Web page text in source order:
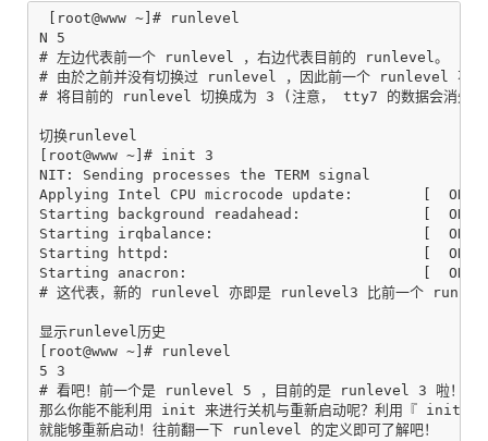
[root@www ~]# runlevel
N 5
# 左边代表前一个 runlevel ，右边代表目前的 runlevel。
# 由於之前并没有切换过 runlevel ，因此前一个 runlevel 不
# 将目前的 runlevel 切换成为 3 (注意， tty7 的数据会消失
切换runlevel
[root@www ~]# init 3
NIT: Sending processes the TERM signal
Applying Intel CPU microcode update:        [  OK
Starting background readahead:              [  OK
Starting irqbalance:                        [  OK
Starting httpd:                             [  OK
Starting anacron:                           [  OK
# 这代表，新的 runlevel 亦即是 runlevel3 比前一个
显示runlevel历史
[root@www ~]# runlevel
5 3
# 看吧！前一个是 runlevel 5 ，目前的是 runlevel 3 啦！
那么你能不能利用 init 来进行关机与重新启动呢？利用『 init